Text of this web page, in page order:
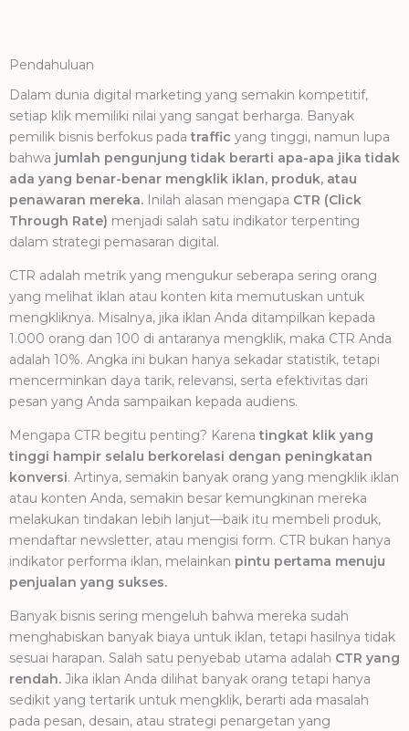
Pendahuluan
Dalam dunia digital marketing yang semakin kompetitif,
setiap klik memiliki nilai yang sangat berharga. Banyak
pemilik bisnis berfokus padatraffic yang tinggi, namun lupa
bahwa jumlah pengunjung tidak berarti apa-apa jika tidak
ada yang benar-benar mengklik iklan, produk, atau
penawaran mereka. Inilah alasan mengapa CTR (Click
Through Rate) menjadi salah satu indikator terpenting
dalam strategi pemasaran digital.
CTR adalah metrik yang mengukur seberapa sering orang
yang melihat iklan atau konten kita memutuskan untuk
mengkliknya. Misalnya, jika iklan Anda ditampilkan kepada
1.000 orang dan 100 di antaranya mengklik, maka CTR Anda
adalah 10%. Angka ini bukan hanya sekadar statistik, tetapi
mencerminkan daya tarik, relevansi, serta efektivitas dari
pesan yang Anda sampaikan kepada audiens.
Mengapa CTR begitu penting? Karenatingkat klik yang
tinggi hampir selalu berkorelasi dengan peningkatan
konversi. Artinya, semakin banyak orang yang mengklik iklan
atau konten Anda, semakin besar kemungkinan mereka
melakukan tindakan lebih lanjut—baik itu membeli produk,
mendaftar newsletter, atau mengisi form. CTR bukan hanya
indikator performa iklan, melainkan pintu pertama menuju
penjualan yang sukses.
Banyak bisnis sering mengeluh bahwa mereka sudah
menghabiskan banyak biaya untuk iklan, tetapi hasilnya tidak
sesuai harapan. Salah satu penyebab utama adalah CTR yang
rendah. Jika iklan Anda dilihat banyak orang tetapi hanya
sedikit yang tertarik untuk mengklik, berarti ada masalah
pada pesan, desain, atau strategi penargetan yang